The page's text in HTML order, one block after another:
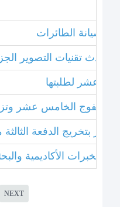
صيانة الطائرات
أحدث تقنيات التصوير
عشر لطلبتها
الفوج الخامس عشر
بتخريج الدفعة الثالثة
NEXT